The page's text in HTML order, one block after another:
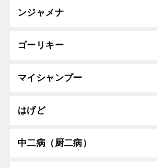
ンジャメナ
ゴーリキー
マイシャンプー
はげど
中二病（厨二病）